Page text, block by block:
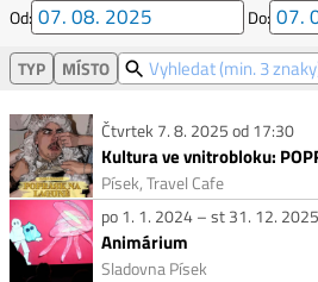
Od:
Do:
TYP MÍSTO
Čtvrtek 7. 8. 2025 od 17:30
Kultura ve vnitrobloku:
Písek, Travel Cafe
po 1. 1. 2024 – st 31. 12. 2025
Animárium
Sladovna Písek